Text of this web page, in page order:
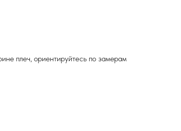
плеч, ориентируйтесь по замерам